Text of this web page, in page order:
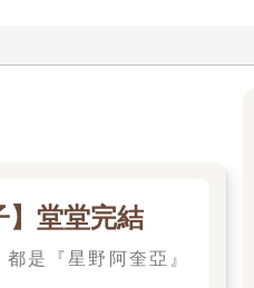
】堂堂完結
是『星野阿奎亞』